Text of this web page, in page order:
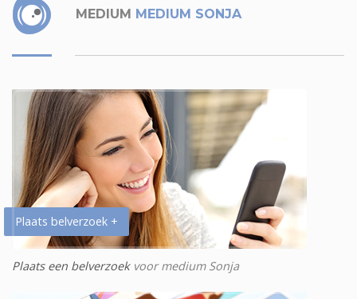
MEDIUM MEDIUM SONJA
Plaats belverzoek +
Plaats een belverzoekvoor medium Sonja